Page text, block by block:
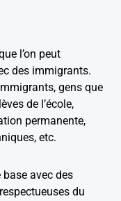
l’on peut
des immigrants.
gens que
de l’école,
permanente,
etc.
avec des
du